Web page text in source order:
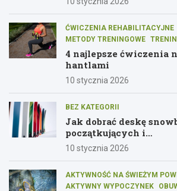
ĆWICZENIA REHABILITACYJNE
METODY TRENINGOWE
4 najlepsze ćwiczenia
hantlami
10 stycznia 2026
BEZ KATEGORII
Jak dobrać deskę
początkujących i
10 stycznia 2026
AKTYWNOŚĆ NA ŚWIEŻYM
AKTYWNY WYPOCZYNEK